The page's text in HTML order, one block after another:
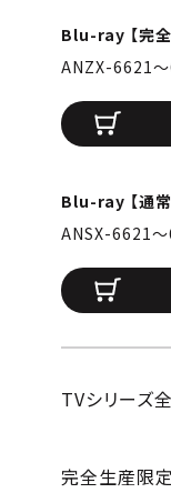
Blu-ray 【完全
ANZX-6621
Blu-ray 【通常
ANSX-6621
TVシリーズ
完全生産限